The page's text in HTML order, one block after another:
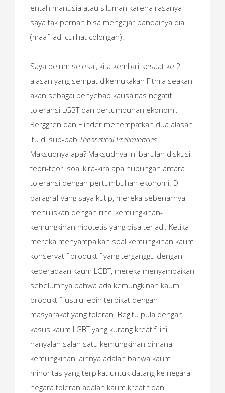
entah manusia atau siluman karena rasanya
saya tak pernah bisa mengejar pandainya dia
(maaf jadi curhat colongan).
Saya belum selesai, kita kembali sesaat ke 2
alasan yang sempat dikemukakan Fithra seakan-
akan sebagai penyebab kausalitas negatif
toleransi LGBT dan pertumbuhan ekonomi.
Berggren dan Elinder menempatkan dua alasan
itu di sub-bab Theoretical Preliminaries
Maksudnya apa? Maksudnya ini barulah diskusi
teori-teori soal kira-kira apa hubungan antara
toleransi dengan pertumbuhan ekonomi. Di
paragraf yang saya kutip, mereka sebenarnya
menuliskan dengan rinci kemungkinan-
kemungkinan hipotetis yang bisa terjadi. Ketika
mereka menyampaikan soal kemungkinan kaum
konservatif produktif yang terganggu dengan
keberadaan kaum LGBT, mereka menyampaikan
sebelumnya bahwa ada kemungkinan kaum
produktif justru lebih terpikat dengan
masyarakat yang toleran. Begitu pula dengan
kasus kaum LGBT yang kurang kreatif, ini
hanyalah salah satu kemungkinan dimana
kemungkinan lainnya adalah bahwa kaum
minoritas yang terpikat untuk datang ke negara-
negara toleran adalah kaum kreatif dan